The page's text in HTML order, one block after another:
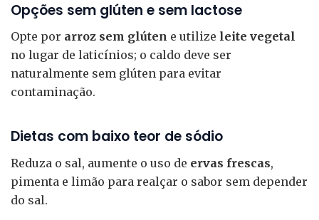
Opções sem glúten e sem lactose
Opte por arroz sem glúten e utilize leite vegetal
no lugar de laticínios; o caldo deve ser
naturalmente sem glúten para evitar
contaminação.
Dietas com baixo teor de sódio
Reduza o sal, aumente o uso de ervas frescas,
pimenta e limão para realçar o sabor sem depender
do sal.